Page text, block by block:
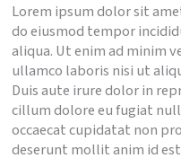
Lorem ipsum dolor sit
do eiusmod tempor
aliqua. Ut enim ad minim
ullamco laboris nisi ut
Duis aute irure dolor in
cillum dolore eu fugiat
occaecat cupidatat non
deserunt mollit anim id